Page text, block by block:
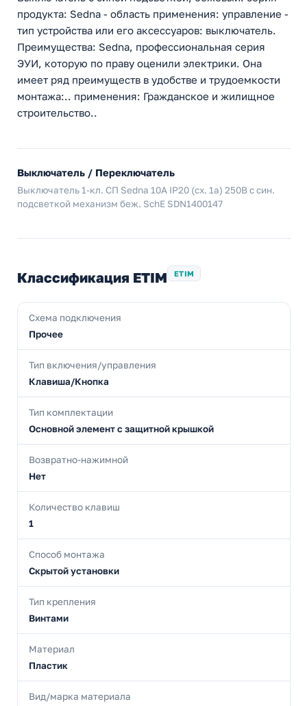
продукта: Sedna - область применения: управление -
тип устройства или его аксессуаров: выключатель.
Преимущества: Sedna, профессиональная серия
ЭУИ, которую по праву оценили электрики. Она
имеет ряд преимуществ в удобстве и трудоемкости
монтажа:.. применения: Гражданское и жилищное
строительство..
Выключатель / Переключатель
Выключатель 1-кл. СП Sedna 10А IP20 (сх. 1а) 250В с син.
подсветкой механизм беж. SchE SDN1400147
Классификация ETIM ETIM
Схема подключения
Прочее
Тип включения/управления
Клавиша/Кнопка
Тип комплектации
Основной элемент с защитной крышкой
Возвратно-нажимной
Нет
Количество клавиш
1
Способ монтажа
Скрытой установки
Тип крепления
Винтами
Материал
Пластик
Вид/марка материала